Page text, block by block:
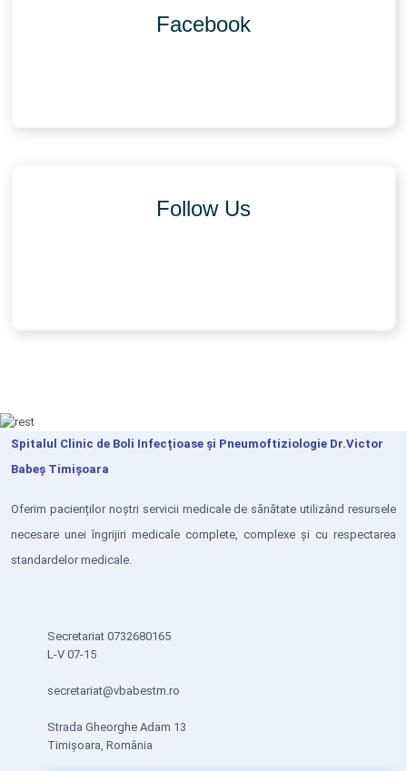
Facebook
Follow Us
Spitalul Clinic de Boli Infecțioase și Pneumoftiziologie Dr.Victor
Babeș Timișoara
Oferim pacienților noștri servicii medicale de sănătate utilizând resursele
necesare unei îngrijiri medicale complete, complexe și cu respectarea
standardelor medicale.
Secretariat 0732680165
L-V 07-15
secretariat@vbabestm.ro
Strada Gheorghe Adam 13
Timișoara, România